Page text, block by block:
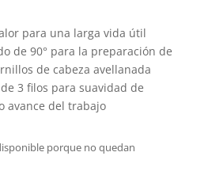
para una larga vida útil
de 90° para la preparación de
de cabeza avellanada
3 filos para suavidad de
avance del trabajo
porque no quedan